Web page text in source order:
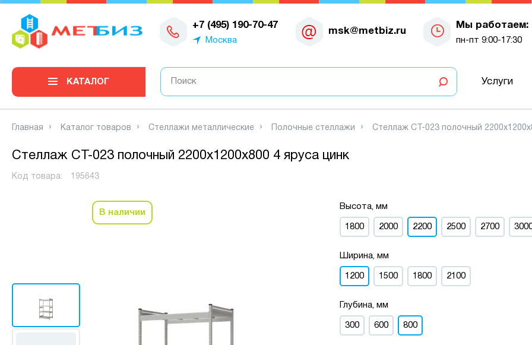
+7 (495) 190-70-47
Москва
msk@metbiz.ru
Мы работаем:
пн-пт 9:00-17:30
0
КАТАЛОГ Услуги
Главная Каталог товаров Стеллажи металлические Полочные стеллажи Стеллаж СТ-023 полочный
Стеллаж СТ-023 полочный 2200x1200x800 4 яруса цинк
Код товара: 195643
В наличии
Высота, мм
1800 2000 2200 2500 2700
Ширина, мм
1200 1500 1800 2100
Глубина, мм
300 600 800